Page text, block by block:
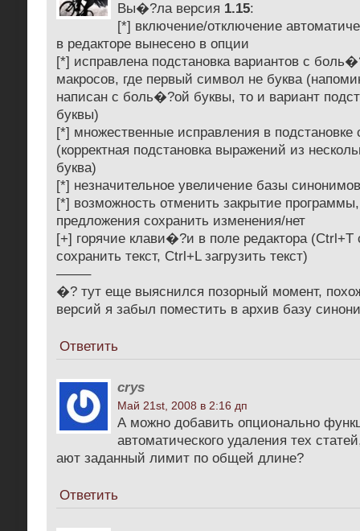
Вы�?ла версия 1.15:
[*] включение/отключение
в редакторе вынесено в опции
[*] исправлена подстановка вариантов с
макросов, где первый символ не буква
написан с боль�?ой буквы, то и вариант
буквы)
[*] множественные исправления в подстановке
(корректная подстановка выражений из
буква)
[*] незначительное увеличение базы синонимов
[*] возможность отменить закрытие
предложения сохранить изменения/нет
[+] горячие клави�?и в поле редактора (Ctrl+T
сохранить текст, Ctrl+L загрузить текст)
——–
�? тут еще выяснился позорный момент,
версий я забыл поместить в архив базу
Ответить
crys
Май 21st, 2008 в 2:16 дп
А можно добавить опционально
автоматического удаления тех
ают заданный лимит по общей длине?
Ответить